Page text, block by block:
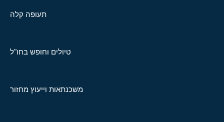
תעופה קלה
טיולים וחופש בחו"ל
משכנתאות וייעוץ מחזור